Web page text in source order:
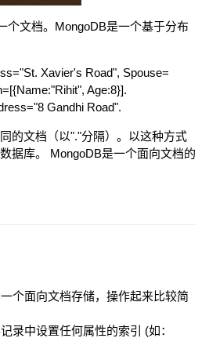
个文档。MongoDB是一个基于分布
Xavier's Road", Spouse=
Age:8}].
Gandhi Road".
的文档（以"."分隔）。以这种方式
据库。 MongoDB是一个面向文档的
个面向文档存储，操作起来比较简
录中设置任何属性的索引 (如：